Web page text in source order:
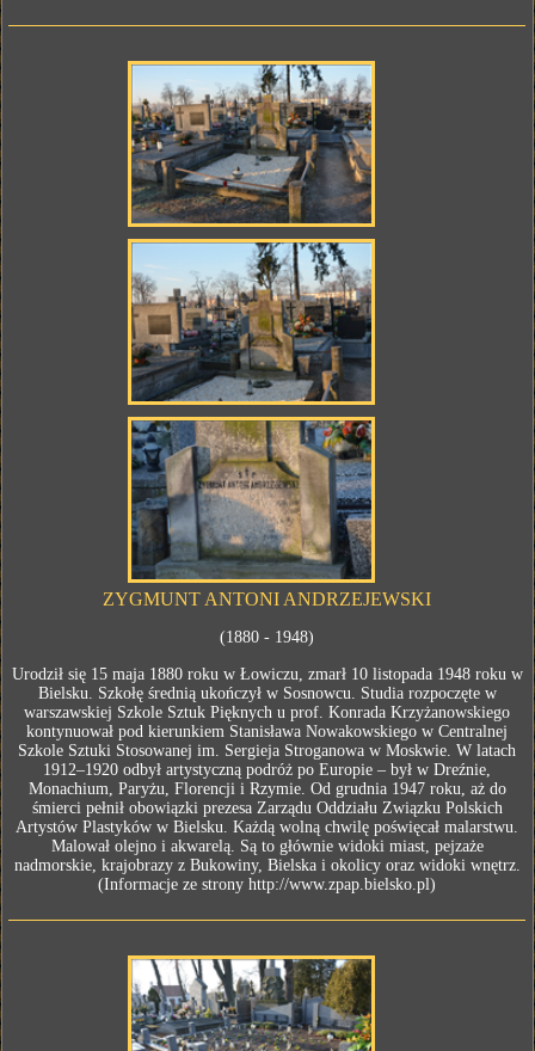
ZYGMUNT ANTONI ANDRZEJEWSKI
(1880 - 1948)
Urodził się 15 maja 1880 roku w Łowiczu, zmarł 10 listopada 1948 roku w
Bielsku. Szkołę średnią ukończył w Sosnowcu. Studia rozpoczęte w
warszawskiej Szkole Sztuk Pięknych u prof. Konrada Krzyżanowskiego
kontynuował pod kierunkiem Stanisława Nowakowskiego w Centralnej
Szkole Sztuki Stosowanej im. Sergieja Stroganowa w Moskwie. W latach
1912–1920 odbył artystyczną podróż po Europie – był w Dreźnie,
Monachium, Paryżu, Florencji i Rzymie. Od grudnia 1947 roku, aż do
śmierci pełnił obowiązki prezesa Zarządu Oddziału Związku Polskich
Artystów Plastyków w Bielsku. Każdą wolną chwilę poświęcał malarstwu.
Malował olejno i akwarelą. Są to głównie widoki miast, pejzaże
nadmorskie, krajobrazy z Bukowiny, Bielska i okolicy oraz widoki wnętrz.
(Informacje ze strony http://www.zpap.bielsko.pl)